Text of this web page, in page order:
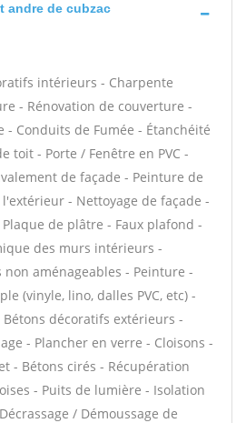
andre de cubzac
intérieurs - Charpente
- Rénovation de couverture -
- Conduits de Fumée - Étanchéité
toit - Porte / Fenêtre en PVC -
de façade - Peinture de
- Nettoyage de façade -
de plâtre - Faux plafond -
des murs intérieurs -
aménageables - Peinture -
(vinyle, lino, dalles PVC, etc) -
décoratifs extérieurs -
- Plancher en verre - Cloisons -
- Bétons cirés - Récupération
- Puits de lumière - Isolation
/ Démoussage de